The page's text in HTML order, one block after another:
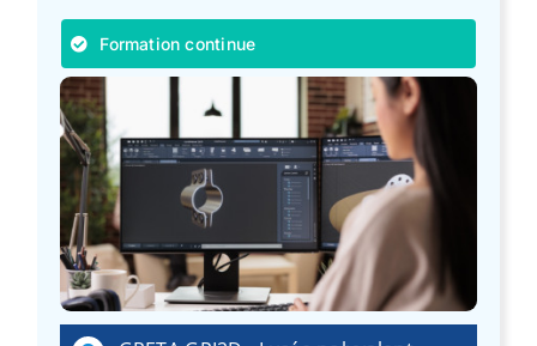
Actualités
Contact
Recherche
pour
Formation continue